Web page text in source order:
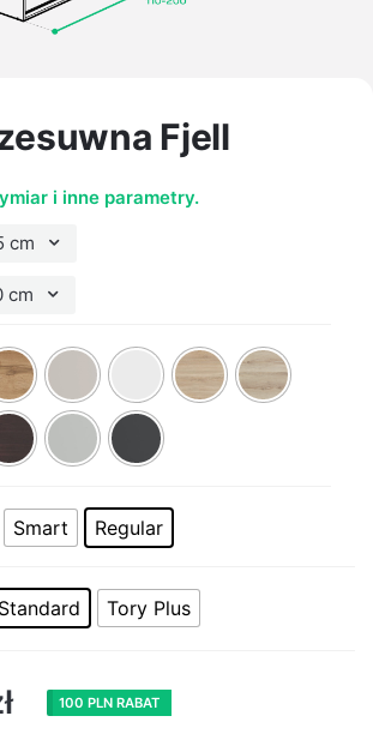
Fjell
i inne parametry.
cm
cm
Smart Regular
Standard Tory Plus
100 PLN RABAT